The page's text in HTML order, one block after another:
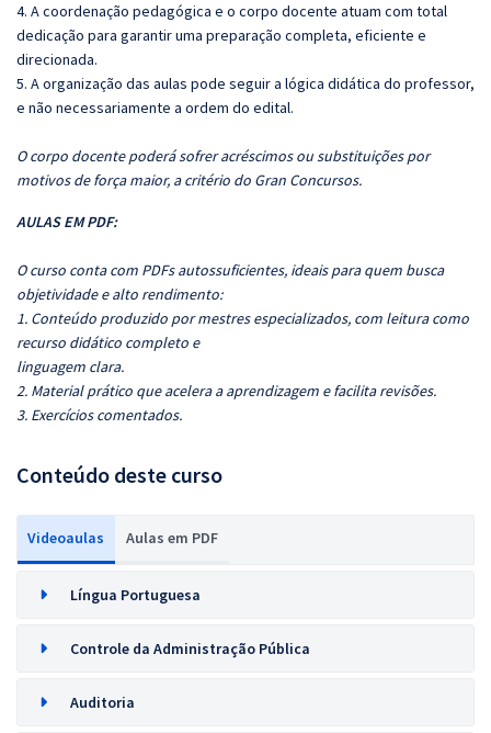
4. A coordenação pedagógica e o corpo docente atuam com total
dedicação para garantir uma preparação completa, eficiente e
direcionada.
5. A organização das aulas pode seguir a lógica didática do professor,
e não necessariamente a ordem do edital.
O corpo docente poderá sofrer acréscimos ou substituições por
motivos de força maior, a critério do Gran Concursos.
AULAS EM PDF:
O curso conta com PDFs autossuficientes, ideais para quem busca
objetividade e alto rendimento:
1. Conteúdo produzido por mestres especializados, com leitura como
recurso didático completo e
linguagem clara.
2. Material prático que acelera a aprendizagem e facilita revisões.
3. Exercícios comentados.
Conteúdo deste curso
Videoaulas Aulas em PDF
Língua Portuguesa
Controle da Administração Pública
Auditoria